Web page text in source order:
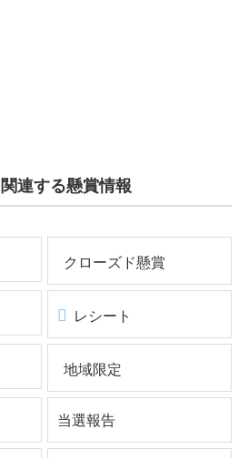
関連する懸賞情報
クローズド懸賞
レシート
地域限定
当選報告